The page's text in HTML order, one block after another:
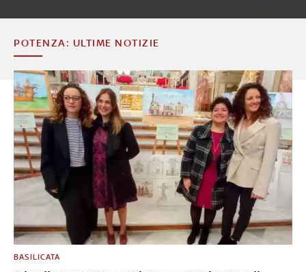
POTENZA: ULTIME NOTIZIE
BASILICATA